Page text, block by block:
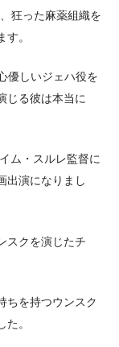
狂った麻薬組織を
。
優しいジェハ役を
じる彼は本当に
ム・スルレ監督に
出演になりまし
スクを演じたチ
ちを持つウンスク
。